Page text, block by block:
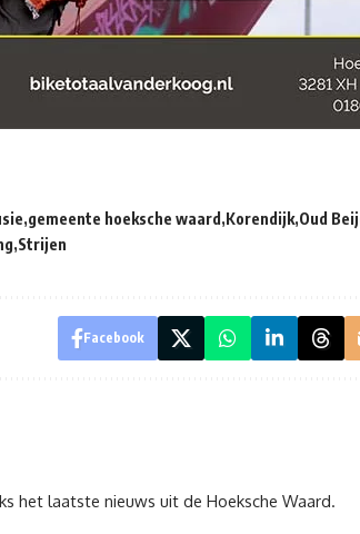
gemeente hoeksche waard Korendijk Oud
Strijen
Facebook
het laatste nieuws uit de Hoeksche Waard.